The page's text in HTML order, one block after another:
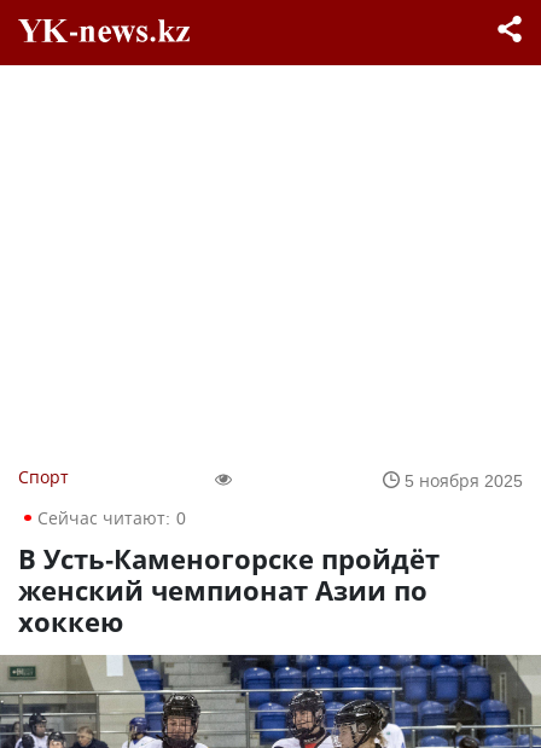
Спорт
5 ноября 2025
Сейчас читают: 0
В Усть-Каменогорске пройдёт
женский чемпионат Азии по
хоккею